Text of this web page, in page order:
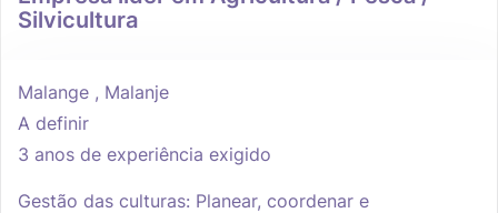
Silvicultura
Malange , Malanje
A definir
3 anos de experiência exigido
Gestão das culturas: Planear, coordenar e